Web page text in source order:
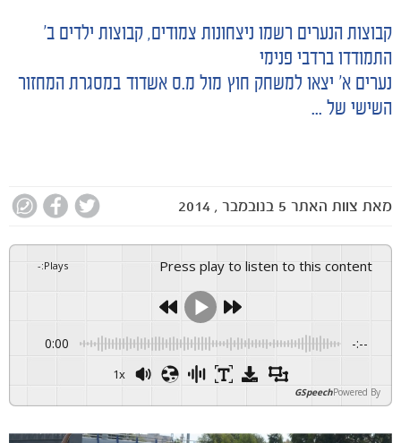
קבוצות הנערים רשמו ניצחונות צמודים, קבוצות ילדים ב'
התמודדו ברדבי פנימי
נערים א' יצאו למשחק חוץ מול מ.ס אשדוד במסגרת המחזור
השישי של ...
מאת צוות האתר 5 בנובמבר , 2014
Press play to listen to this content
Plays
:
-
0:00 -:--
1x
Powered By
GSpeech